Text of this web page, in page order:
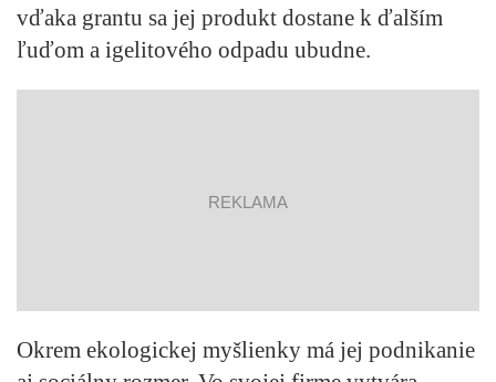
vďaka grantu sa jej produkt dostane k ďalším
ľuďom a igelitového odpadu ubudne.
reklama
Okrem ekologickej myšlienky má jej podnikanie